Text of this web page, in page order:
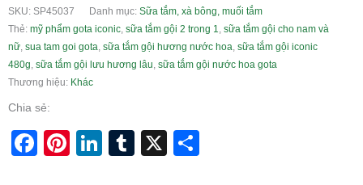
SKU: SP45037 Danh mục: Sữa tắm, xà bông, muối tắm
Thẻ: mỹ phẩm gota iconic, sữa tắm gội 2 trong 1, sữa tắm gội cho nam và
nữ, sua tam goi gota, sữa tắm gội hương nước hoa, sữa tắm gội iconic
480g, sữa tắm gội lưu hương lâu, sữa tắm gội nước hoa gota
Thương hiệu: Khác
Chia sẻ:
Facebook
Pinterest
LinkedIn
Tumblr
X